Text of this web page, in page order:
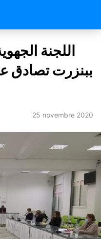
اللجنة
25 novembre 2020